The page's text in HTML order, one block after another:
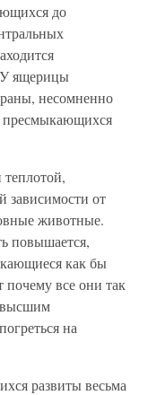
до
У ящерицы
несомненно
пресмыкающихся
теплотой,
зависимости от
животные.
повышается,
как бы
все они так
высшим
на
развиты весьма